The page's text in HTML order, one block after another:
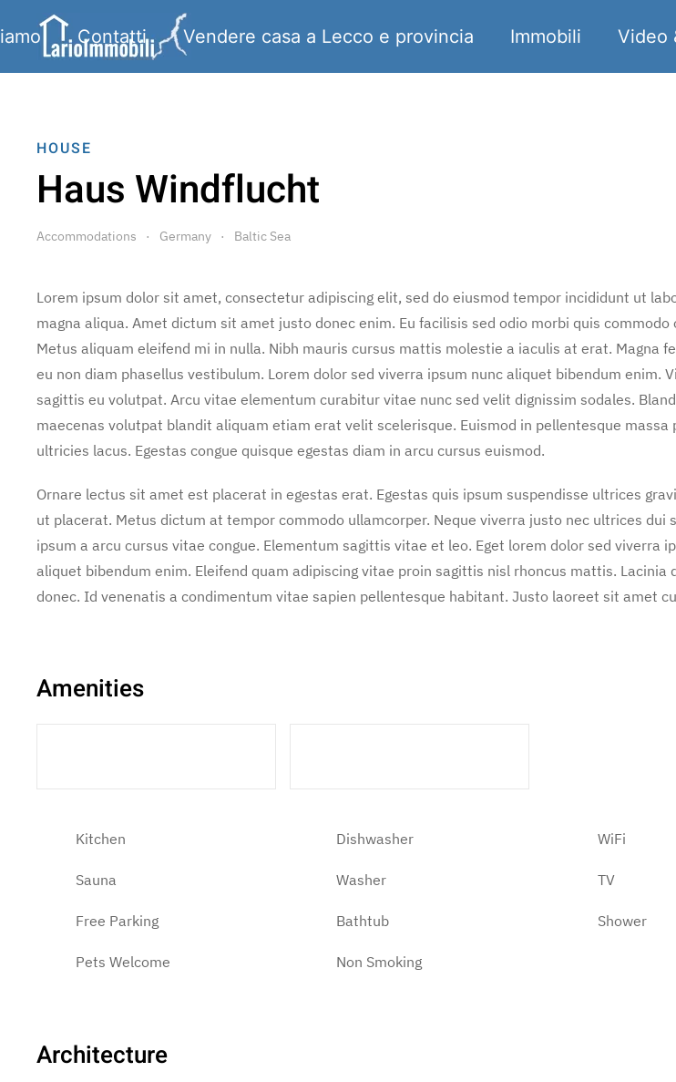
Contatti Vendere casa a Lecco e provincia Immobili Video
HOUSE
Haus Windflucht
Accommodations Germany Baltic Sea
Lorem ipsum dolor sit amet, consectetur adipiscing elit, sed do eiusmod tempor incididunt ut
magna aliqua. Amet dictum sit amet justo donec enim. Eu facilisis sed odio morbi quis commodo
Metus aliquam eleifend mi in nulla. Nibh mauris cursus mattis molestie a iaculis at erat. Magna
eu non diam phasellus vestibulum. Lorem dolor sed viverra ipsum nunc aliquet bibendum enim.
sagittis eu volutpat. Arcu vitae elementum curabitur vitae nunc sed velit dignissim sodales.
maecenas volutpat blandit aliquam etiam erat velit scelerisque. Euismod in pellentesque massa
ultricies lacus. Egestas congue quisque egestas diam in arcu cursus euismod.
Ornare lectus sit amet est placerat in egestas erat. Egestas quis ipsum suspendisse ultrices
ut placerat. Metus dictum at tempor commodo ullamcorper. Neque viverra justo nec ultrices dui
ipsum a arcu cursus vitae congue. Elementum sagittis vitae et leo. Eget lorem dolor sed viverra
aliquet bibendum enim. Eleifend quam adipiscing vitae proin sagittis nisl rhoncus mattis. Lacinia
donec. Id venenatis a condimentum vitae sapien pellentesque habitant. Justo laoreet sit amet
Amenities
Kitchen Dishwasher WiFi
Sauna Washer TV
Free Parking Bathtub Shower
Pets Welcome Non Smoking
Architecture